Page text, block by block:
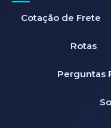
Cotação de Frete
Rotas
Perguntas